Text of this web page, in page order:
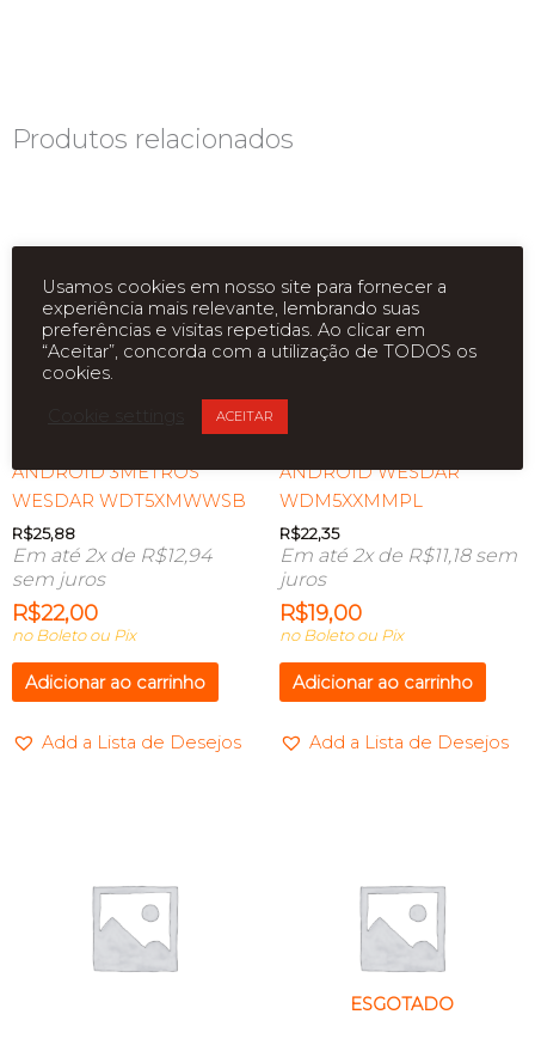
Produtos relacionados
ANDROID 3METROS
WESDAR WDT5XMWWSB
R$25,88
Em até 2x de R$12,94
sem juros
R$22,00
no Boleto ou Pix
Adicionar ao carrinho
Add a Lista de Desejos
ANDROID WESDAR
WDM5XXMMPL
R$22,35
Em até 2x de R$11,18sem
juros
R$19,00
no Boleto ou Pix
Adicionar ao carrinho
Add a Lista de Desejos
ESGOTADO
Usamos cookies em nosso site para fornecer a
experiência mais relevante, lembrando suas
preferências e visitas repetidas. Ao clicar em
“Aceitar”, concorda com a utilização de TODOS os
cookies.
ACEITAR